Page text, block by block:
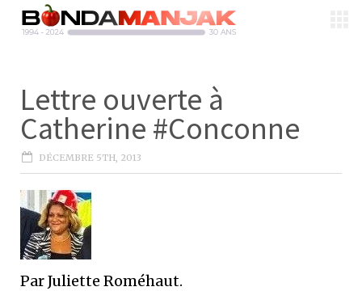
Lettre ouverte à
Catherine #Conconne
DÉCEMBRE 5TH, 2013
Par Juliette Roméhaut.